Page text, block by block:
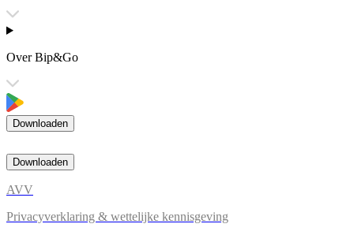
Over Bip&Go
Downloaden
Downloaden
AVV
Privacyverklaring & wettelijke kennisgeving